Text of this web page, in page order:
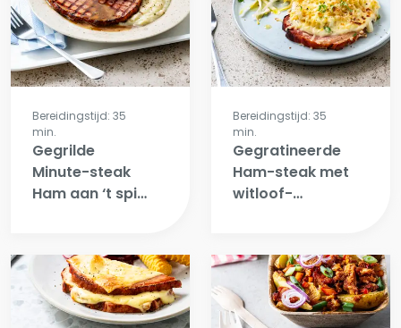
dille tartar
Bereidingstijd: 35
min.
Gegrilde
Minute-steak
Ham aan ‘t spit
perterseliewortel
Bereidingstijd: 35
min.
Gegratineerde
Ham-steak met
witloof-